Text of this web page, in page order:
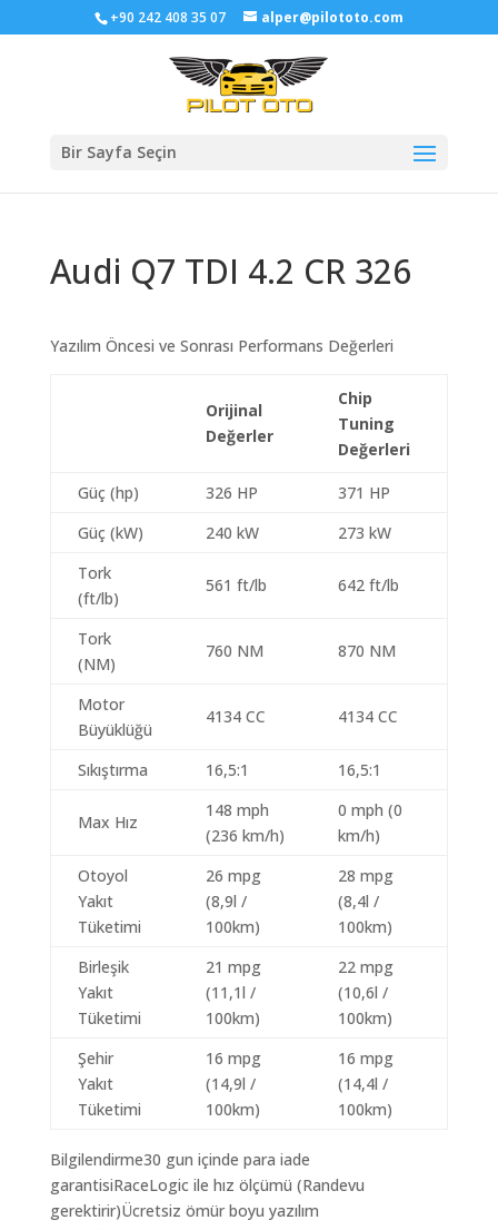
+90 242 408 35 07 alper@pilototo.com
Bir Sayfa Seçin
Audi Q7 TDI 4.2 CR 326
Yazılım Öncesi ve Sonrası Performans Değerleri
Orijinal
Değerler
Chip
Tuning
Değerleri
Güç (hp) 326 HP
371 HP
Güç (kW)
240 kW
273 kW
Tork
(ft/lb)
561 ft/lb 642 ft/lb
Tork
(NM)
760 NM 870 NM
Motor
Büyüklüğü
4134 CC 4134 CC
Sıkıştırma 16,5:1 16,5:1
Max Hız
148 mph
(236 km/h)
0 mph (0
km/h)
Otoyol
Yakıt
Tüketimi
26 mpg
(8,9l /
100km)
28 mpg
(8,4l /
100km)
Birleşik
Yakıt
Tüketimi
21 mpg
(11,1l /
100km)
22 mpg
(10,6l /
100km)
Şehir
Yakıt
Tüketimi
16 mpg
(14,9l /
100km)
16 mpg
(14,4l /
100km)
Bilgilendirme30 gun içinde para iade
garantisiRaceLogic ile hız ölçümü (Randevu
gerektirir)Ücretsiz ömür boyu yazılım